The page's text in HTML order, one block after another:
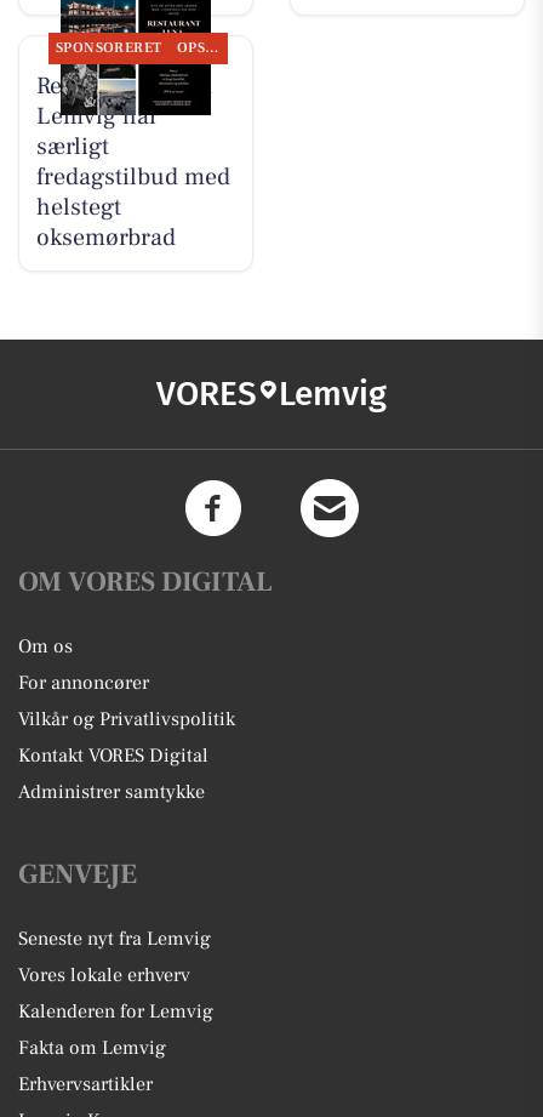
SPONSORERET OPSLAGSTAVLEN
Restaurant Luna
Lemvig har
særligt
fredagstilbud med
helstegt
oksemørbrad
VORES Lemvig
OM VORES DIGITAL
Om os
For annoncører
Vilkår og Privatlivspolitik
Kontakt VORES Digital
Administrer samtykke
GENVEJE
Seneste nyt fra Lemvig
Vores lokale erhverv
Kalenderen for Lemvig
Fakta om Lemvig
Erhvervsartikler